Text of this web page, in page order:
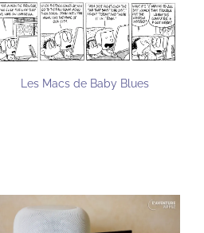
Les Macs de Baby Blues